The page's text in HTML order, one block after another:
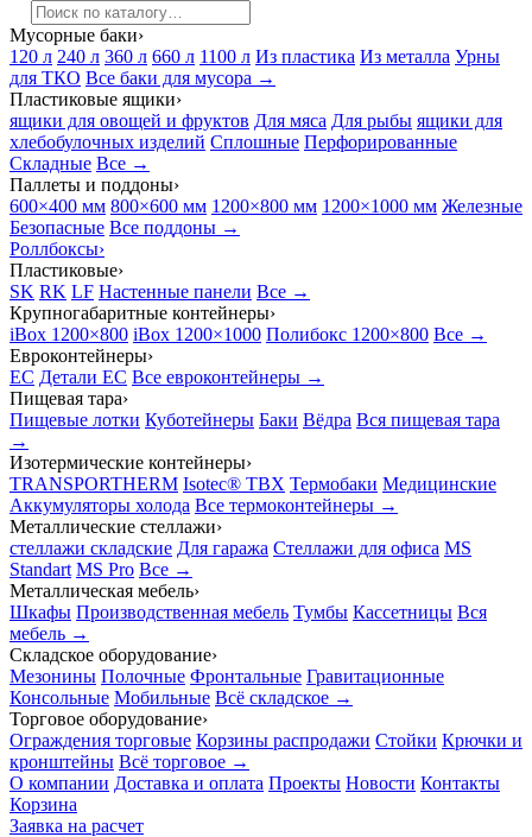
Мусорные баки›
120 л 240 л 360 л 660 л 1100 л Из пластика Из металла Урны
для ТКО Все баки для мусора →
Пластиковые ящики›
ящики для овощей и фруктов Для мяса Для рыбы ящики для
хлебобулочных изделий Сплошные Перфорированные
Складные Все →
Паллеты и поддоны›
600×400 мм 800×600 мм 1200×800 мм 1200×1000 мм Железные
Безопасные Все поддоны →
Роллбоксы›
Пластиковые›
SK RK LF Настенные панели Все →
Крупногабаритные контейнеры›
iBox 1200×800 iBox 1200×1000 Полибокс 1200×800 Все →
Евроконтейнеры›
EC Детали EC Все евроконтейнеры →
Пищевая тара›
Пищевые лотки Куботейнеры Баки Вёдра Вся пищевая тара
→
Изотермические контейнеры›
TRANSPORTHERM Isotec® TBX Термобаки Медицинские
Аккумуляторы холода Все термоконтейнеры →
Металлические стеллажи›
стеллажи складские Для гаража Стеллажи для офиса MS
Standart MS Pro Все →
Металлическая мебель›
Шкафы Производственная мебель Тумбы Кассетницы Вся
мебель →
Складское оборудование›
Мезонины Полочные Фронтальные Гравитационные
Консольные Мобильные Всё складское →
Торговое оборудование›
Ограждения торговые Корзины распродажи Стойки Крючки и
кронштейны Всё торговое →
О компании Доставка и оплата Проекты Новости Контакты
Корзина
Заявка на расчет